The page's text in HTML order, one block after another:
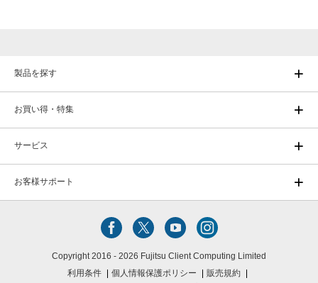
製品を探す
お買い得・特集
サービス
お客様サポート
Copyright 2016 - 2026 Fujitsu Client Computing Limited
利用条件
個人情報保護ポリシー 販売規約